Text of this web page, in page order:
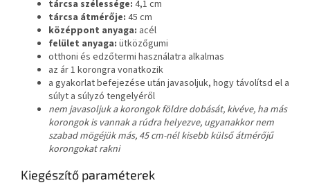
tárcsa szélessége: 4,1 cm
tárcsa átmérője: 45 cm
középpont anyaga: acél
felület anyaga: ütközőgumi
otthoni és edzőtermi használatra alkalmas
az ár 1 korongra vonatkozik
a gyakorlat befejezése után javasoljuk, hogy távolítsd el a
súlyt a súlyzó tengelyéről
nem javasoljuk a korongok földre dobását, kivéve, ha más
korongok is vannak a rúdra helyezve, ugyanakkor nem
szabad mögéjük más, 45 cm-nél kisebb külső átmérőjű
korongokat rakni
Kiegészítő paraméterek